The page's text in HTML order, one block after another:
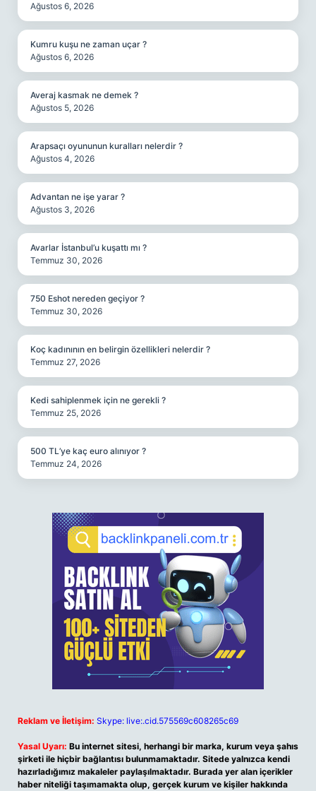
Ağustos 6, 2026
Kumru kuşu ne zaman uçar ?
Ağustos 6, 2026
Averaj kasmak ne demek ?
Ağustos 5, 2026
Arapsaçı oyununun kuralları nelerdir ?
Ağustos 4, 2026
Advantan ne işe yarar ?
Ağustos 3, 2026
Avarlar İstanbul’u kuşattı mı ?
Temmuz 30, 2026
750 Eshot nereden geçiyor ?
Temmuz 30, 2026
Koç kadınının en belirgin özellikleri nelerdir ?
Temmuz 27, 2026
Kedi sahiplenmek için ne gerekli ?
Temmuz 25, 2026
500 TL’ye kaç euro alınıyor ?
Temmuz 24, 2026
Reklam ve İletişim: Skype: live:.cid.575569c608265c69
Yasal Uyarı: Bu internet sitesi, herhangi bir marka, kurum veya şahıs
şirketi ile hiçbir bağlantısı bulunmamaktadır. Sitede yalnızca kendi
hazırladığımız makaleler paylaşılmaktadır. Burada yer alan içerikler
haber niteliği taşımamakta olup, gerçek kurum ve kişiler hakkında